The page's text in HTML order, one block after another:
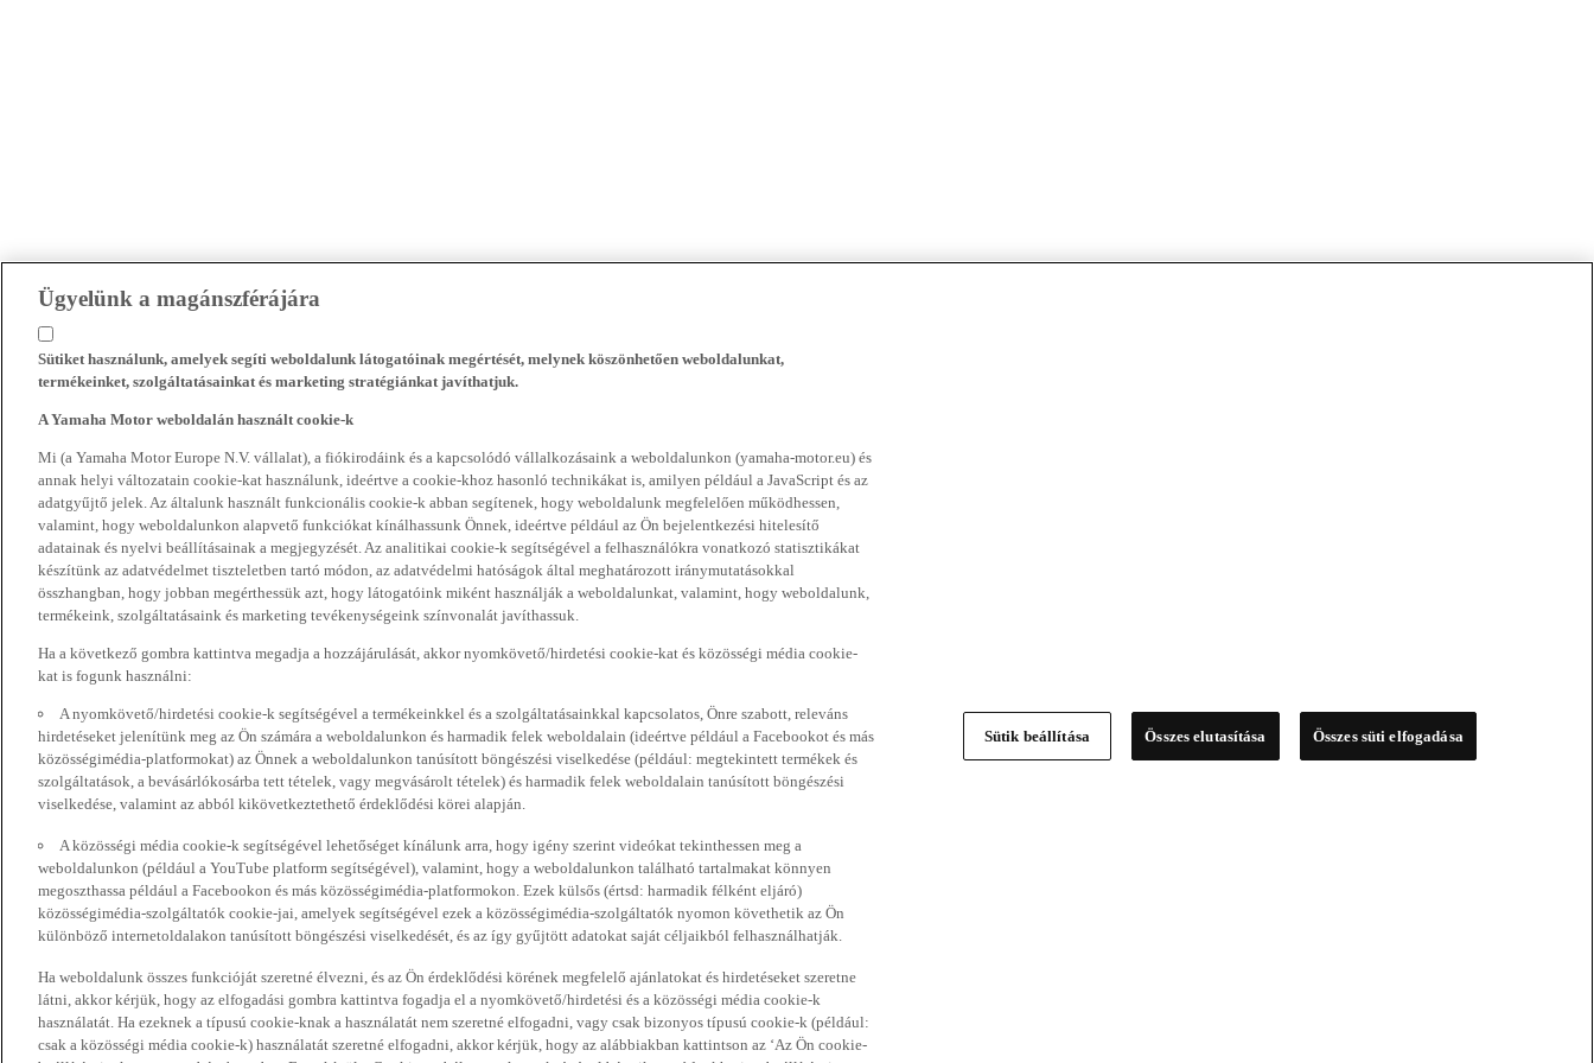
Ügyelünk a magánszférájára
Sütiket használunk, amelyek segíti weboldalunk látogatóinak megértését, melynek köszönhetően weboldalunkat,
termékeinket, szolgáltatásainkat és marketing stratégiánkat javíthatjuk.
A Yamaha Motor weboldalán használt cookie-k
Mi (a Yamaha Motor Europe N.V. vállalat), a fiókirodáink és a kapcsolódó vállalkozásaink a weboldalunkon (yamaha-motor.eu) és
annak helyi változatain cookie-kat használunk, ideértve a cookie-khoz hasonló technikákat is, amilyen például a JavaScript és az
adatgyűjtő jelek. Az általunk használt funkcionális cookie-k abban segítenek, hogy weboldalunk megfelelően működhessen,
valamint, hogy weboldalunkon alapvető funkciókat kínálhassunk Önnek, ideértve például az Ön bejelentkezési hitelesítő
adatainak és nyelvi beállításainak a megjegyzését. Az analitikai cookie-k segítségével a felhasználókra vonatkozó statisztikákat
készítünk az adatvédelmet tiszteletben tartó módon, az adatvédelmi hatóságok által meghatározott iránymutatásokkal
összhangban, hogy jobban megérthessük azt, hogy látogatóink miként használják a weboldalunkat, valamint, hogy weboldalunk,
termékeink, szolgáltatásaink és marketing tevékenységeink színvonalát javíthassuk.
Ha a következő gombra kattintva megadja a hozzájárulását, akkor nyomkövető/hirdetési cookie-kat és közösségi média cookie-
kat is fogunk használni:
A nyomkövető/hirdetési cookie-k segítségével a termékeinkkel és a szolgáltatásainkkal kapcsolatos, Önre szabott, releváns
hirdetéseket jelenítünk meg az Ön számára a weboldalunkon és harmadik felek weboldalain (ideértve például a Facebookot és más
közösségimédia-platformokat) az Önnek a weboldalunkon tanúsított böngészési viselkedése (például: megtekintett termékek és
szolgáltatások, a bevásárlókosárba tett tételek, vagy megvásárolt tételek) és harmadik felek weboldalain tanúsított böngészési
viselkedése, valamint az abból kikövetkeztethető érdeklődési körei alapján.
A közösségi média cookie-k segítségével lehetőséget kínálunk arra, hogy igény szerint videókat tekinthessen meg a
weboldalunkon (például a YouTube platform segítségével), valamint, hogy a weboldalunkon található tartalmakat könnyen
megoszthassa például a Facebookon és más közösségimédia-platformokon. Ezek külsős (értsd: harmadik félként eljáró)
közösségimédia-szolgáltatók cookie-jai, amelyek segítségével ezek a közösségimédia-szolgáltatók nyomon követhetik az Ön
különböző internetoldalakon tanúsított böngészési viselkedését, és az így gyűjtött adatokat saját céljaikból felhasználhatják.
Ha weboldalunk összes funkcióját szeretné élvezni, és az Ön érdeklődési körének megfelelő ajánlatokat és hirdetéseket szeretne
látni, akkor kérjük, hogy az elfogadási gombra kattintva fogadja el a nyomkövető/hirdetési és a közösségi média cookie-k
használatát. Ha ezeknek a típusú cookie-knak a használatát nem szeretné elfogadni, vagy csak bizonyos típusú cookie-k (például:
csak a közösségi média cookie-k) használatát szeretné elfogadni, akkor kérjük, hogy az alábbiakban kattintson az ‘Az Ön cookie-
Sütik beállítása Összes elutasítása Összes süti elfogadása